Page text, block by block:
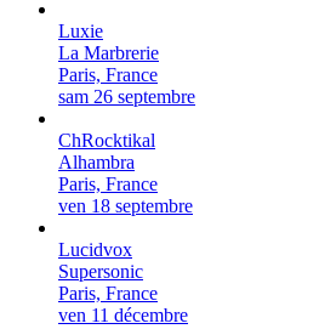
Luxie
La Marbrerie
Paris, France
sam 26 septembre
ChRocktikal
Alhambra
Paris, France
ven 18 septembre
Lucidvox
Supersonic
Paris, France
ven 11 décembre